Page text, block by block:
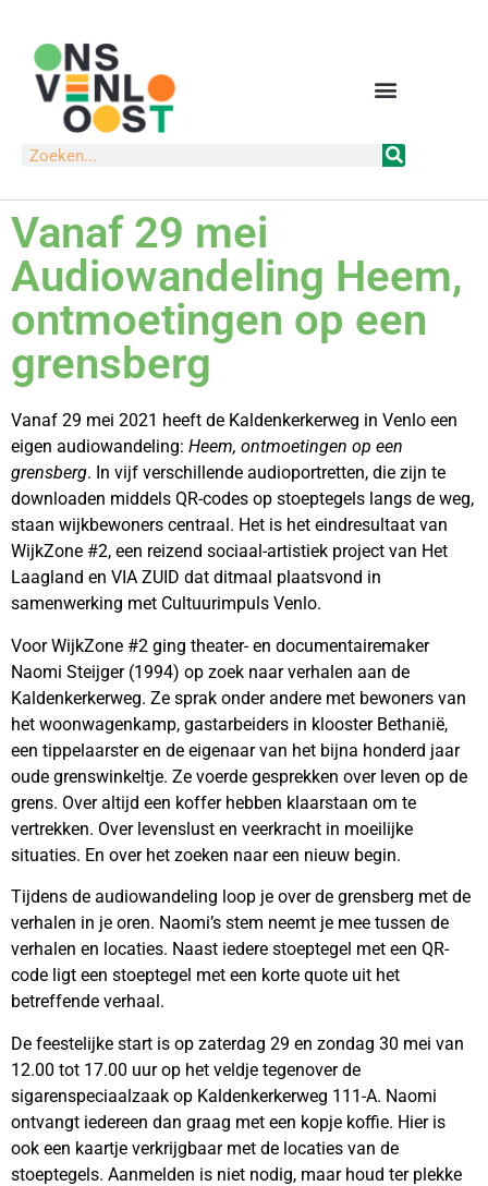
Vanaf 29 mei
Audiowandeling Heem,
ontmoetingen op een
grensberg
Vanaf 29 mei 2021 heeft de Kaldenkerkerweg in Venlo een
eigen audiowandeling: Heem, ontmoetingen op een
grensberg. In vijf verschillende audioportretten, die zijn te
downloaden middels QR-codes op stoeptegels langs de weg,
staan wijkbewoners centraal. Het is het eindresultaat van
WijkZone #2, een reizend sociaal-artistiek project van Het
Laagland en VIA ZUID dat ditmaal plaatsvond in
samenwerking met Cultuurimpuls Venlo.
Voor WijkZone #2 ging theater- en documentairemaker
Naomi Steijger (1994) op zoek naar verhalen aan de
Kaldenkerkerweg. Ze sprak onder andere met bewoners van
het woonwagenkamp, gastarbeiders in klooster Bethanië,
een tippelaarster en de eigenaar van het bijna honderd jaar
oude grenswinkeltje. Ze voerde gesprekken over leven op de
grens. Over altijd een koffer hebben klaarstaan om te
vertrekken. Over levenslust en veerkracht in moeilijke
situaties. En over het zoeken naar een nieuw begin.
Tijdens de audiowandeling loop je over de grensberg met de
verhalen in je oren. Naomi’s stem neemt je mee tussen de
verhalen en locaties. Naast iedere stoeptegel met een QR-
code ligt een stoeptegel met een korte quote uit het
betreffende verhaal.
De feestelijke start is op zaterdag 29 en zondag 30 mei van
12.00 tot 17.00 uur op het veldje tegenover de
sigarenspeciaalzaak op Kaldenkerkerweg 111-A. Naomi
ontvangt iedereen dan graag met een kopje koffie. Hier is
ook een kaartje verkrijgbaar met de locaties van de
stoeptegels. Aanmelden is niet nodig, maar houd ter plekke